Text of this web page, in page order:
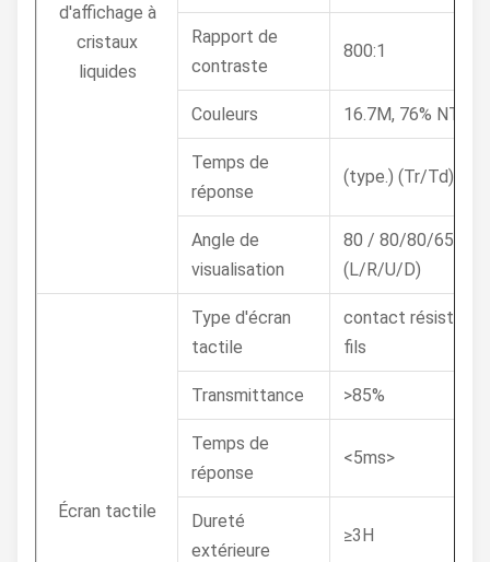
d'affichage à
cristaux
liquides
Rapport de
contraste
800:1
Couleurs 16.7M, 76% NTSC
Temps de
réponse
(type.) (Tr/Td)
Angle de
visualisation
80 / 80/80/65
(L/R/U/D)
Écran tactile
Type d'écran
tactile
contact résistif
fils
Transmittance >85%
Temps de
réponse
<5ms>
Dureté
extérieure
≥3H